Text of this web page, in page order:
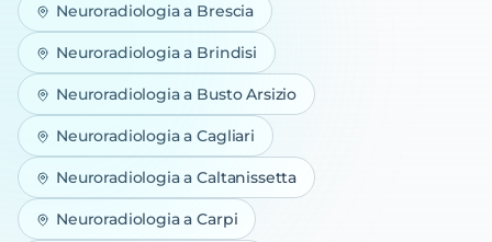
Neuroradiologiaa Brescia
Neuroradiologiaa Brindisi
Neuroradiologiaa Busto Arsizio
NeuroradiologiaaCagliari
NeuroradiologiaaCaltanissetta
NeuroradiologiaaCarpi